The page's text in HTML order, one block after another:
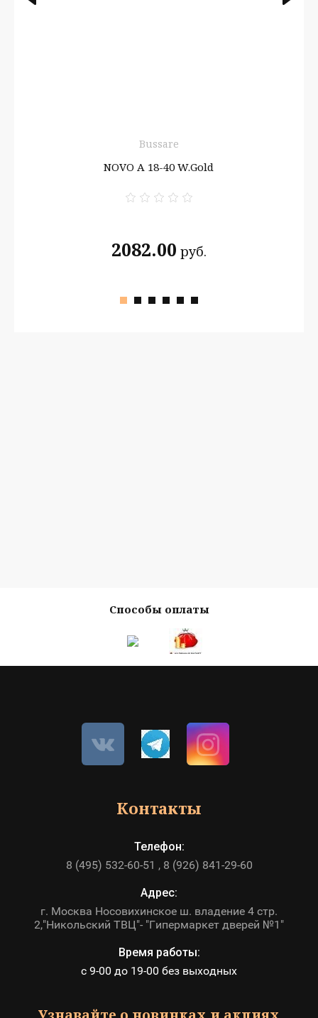
Bussare
NOVO A 18-40 W.Gold
2082.00 руб.
Способы оплаты
Контакты
Телефон:
8 (495) 532-60-51
8 (926) 841-29-60
Адрес:
г. Москва Носовихинское ш. владение 4 стр.
2,"Никольский ТВЦ"- "Гипермаркет дверей №1"
Время работы:
с 9-00 до 19-00 без выходных